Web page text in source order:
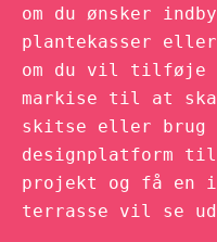
om du ønsker
plantekasser
om du vil tilføje
markise til at
skitse eller brug
designplatform
projekt og få en
terrasse vil se